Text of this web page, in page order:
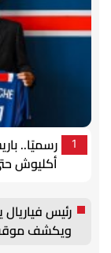
1
رسميًا..
أكليوش حتى
رئيس
ويكشف موقف